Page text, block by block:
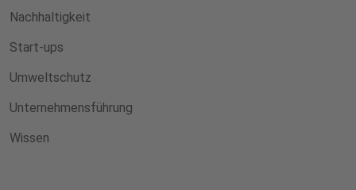
Nachhaltigkeit
Start-ups
Umweltschutz
Unternehmensführung
Wissen